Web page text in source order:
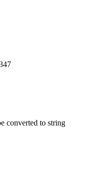
converted to string